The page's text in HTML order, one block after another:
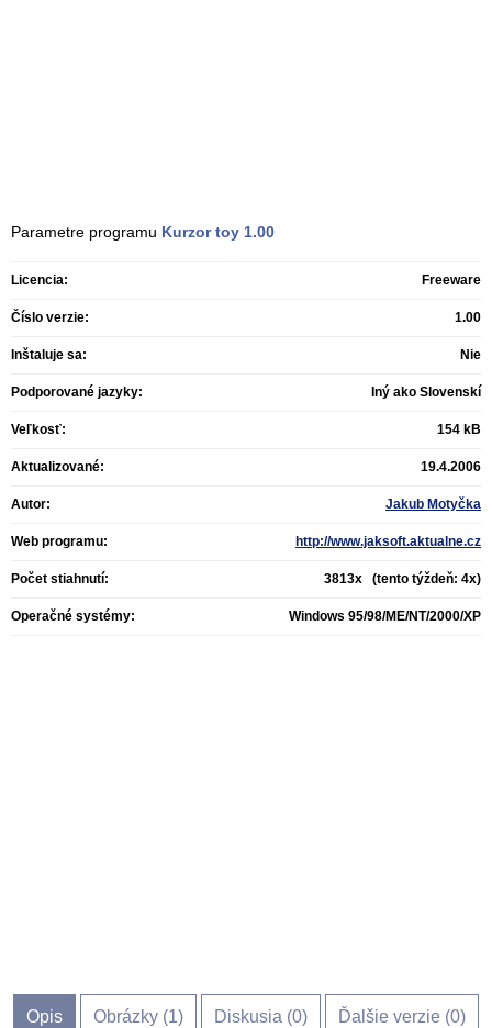
Parametre programu Kurzor toy 1.00
Licencia: Freeware
Číslo verzie: 1.00
Inštaluje sa: Nie
Podporované jazyky: Iný ako Slovenskí
Veľkosť: 154 kB
Aktualizované: 19.4.2006
Autor: Jakub Motyčka
Web programu: http://www.jaksoft.aktualne.cz
Počet stiahnutí: 3813x (tento týždeň: 4x)
Operačné systémy: Windows 95/98/ME/NT/2000/XP
Opis Obrázky (1) Diskusia (0) Ďalšie verzie (0)